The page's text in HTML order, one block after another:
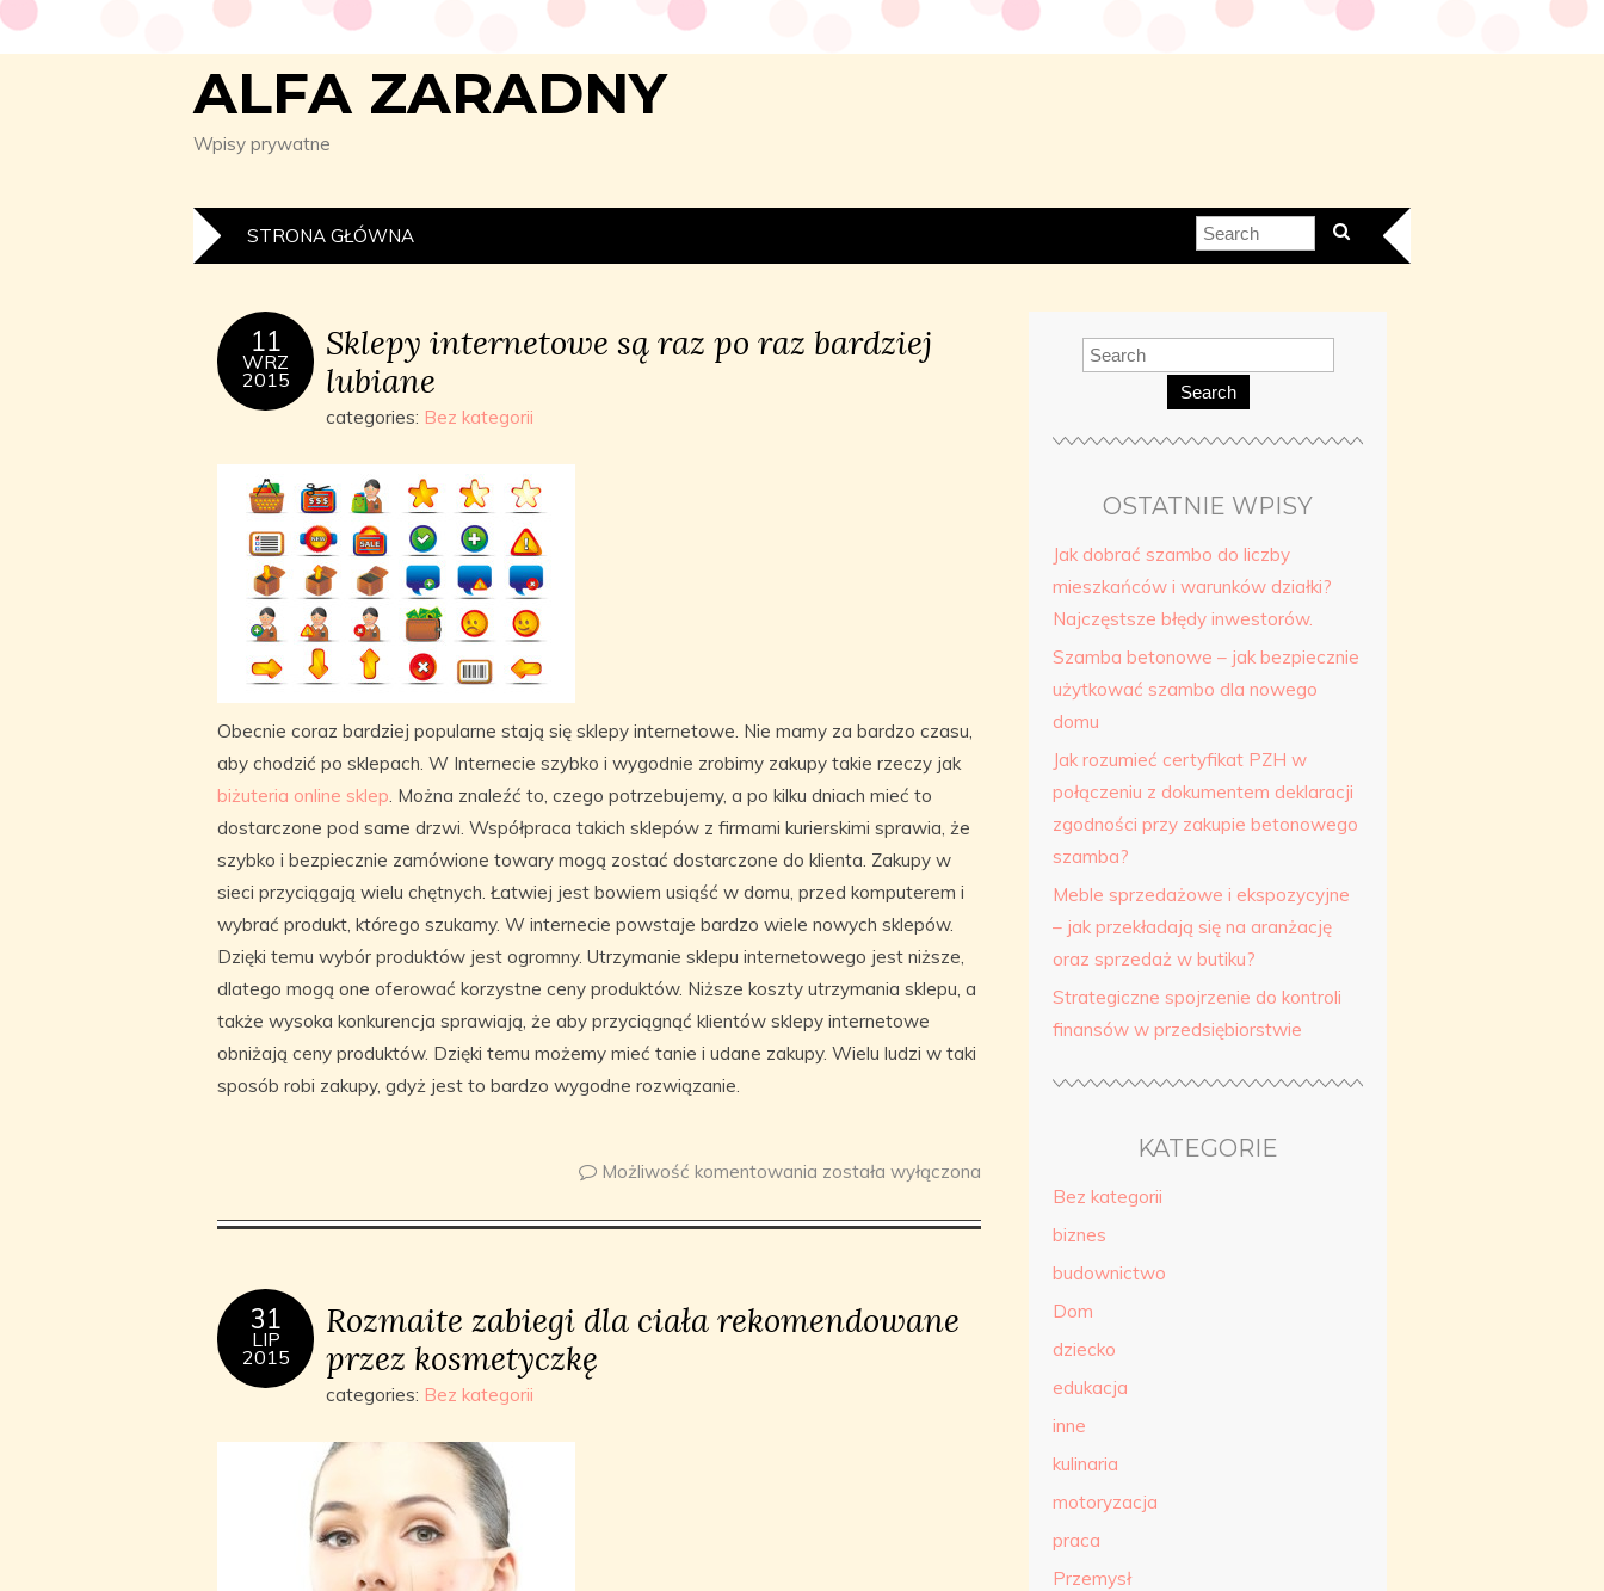
ALFA ZARADNY
Wpisy prywatne
STRONA GŁÓWNA
11
WRZ
2015
Sklepy internetowe są raz po raz bardziej
lubiane
categories: Bez kategorii
Obecnie coraz bardziej popularne stają się sklepy internetowe. Nie mamy za bardzo czasu,
aby chodzić po sklepach. W Internecie szybko i wygodnie zrobimy zakupy takie rzeczy jak
biżuteria online sklep. Można znaleźć to, czego potrzebujemy, a po kilku dniach mieć to
dostarczone pod same drzwi. Współpraca takich sklepów z firmami kurierskimi sprawia, że
szybko i bezpiecznie zamówione towary mogą zostać dostarczone do klienta. Zakupy w
sieci przyciągają wielu chętnych. Łatwiej jest bowiem usiąść w domu, przed komputerem i
wybrać produkt, którego szukamy. W internecie powstaje bardzo wiele nowych sklepów.
Dzięki temu wybór produktów jest ogromny. Utrzymanie sklepu internetowego jest niższe,
dlatego mogą one oferować korzystne ceny produktów. Niższe koszty utrzymania sklepu, a
także wysoka konkurencja sprawiają, że aby przyciągnąć klientów sklepy internetowe
obniżają ceny produktów. Dzięki temu możemy mieć tanie i udane zakupy. Wielu ludzi w taki
sposób robi zakupy, gdyż jest to bardzo wygodne rozwiązanie.
Możliwość komentowania została wyłączona
31
LIP
2015
Rozmaite zabiegi dla ciała rekomendowane
przez kosmetyczkę
categories: Bez kategorii
Search
OSTATNIE WPISY
Jak dobrać szambo do liczby
mieszkańców i warunków działki?
Najczęstsze błędy inwestorów.
Szamba betonowe – jak bezpiecznie
użytkować szambo dla nowego
domu
Jak rozumieć certyfikat PZH w
połączeniu z dokumentem deklaracji
zgodności przy zakupie betonowego
szamba?
Meble sprzedażowe i ekspozycyjne
– jak przekładają się na aranżację
oraz sprzedaż w butiku?
Strategiczne spojrzenie do kontroli
finansów w przedsiębiorstwie
KATEGORIE
Bez kategorii
biznes
budownictwo
Dom
dziecko
edukacja
inne
kulinaria
motoryzacja
praca
Przemysł